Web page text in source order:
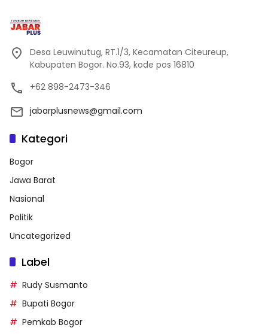
Desa Leuwinutug, RT.1/3, Kecamatan Citeureup,
Kabupaten Bogor. No.93, kode pos 16810
+62 898-2473-346
jabarplusnews@gmail.com
Kategori
Bogor
Jawa Barat
Nasional
Politik
Uncategorized
Label
Rudy Susmanto
Bupati Bogor
Pemkab Bogor